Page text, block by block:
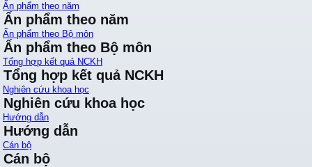
Ấn phẩm theo năm
Ấn phẩm theo năm
Ấn phẩm theo Bộ môn
Ấn phẩm theo Bộ môn
Tổng hợp kết quả NCKH
Tổng hợp kết quả NCKH
Nghiên cứu khoa học
Nghiên cứu khoa học
Hướng dẫn
Hướng dẫn
Cán bộ
Cán bộ